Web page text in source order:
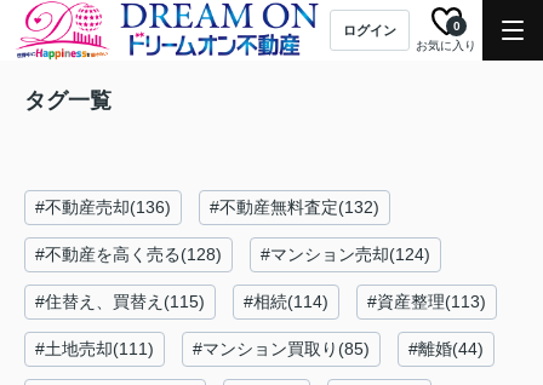
ログイン
お気に入り
0
タグ一覧
#不動産売却(136) #不動産無料査定(132)
#不動産を高く売る(128) #マンション売却(124)
#住替え、買替え(115) #相続(114) #資産整理(113)
#土地売却(111) #マンション買取り(85) #離婚(44)